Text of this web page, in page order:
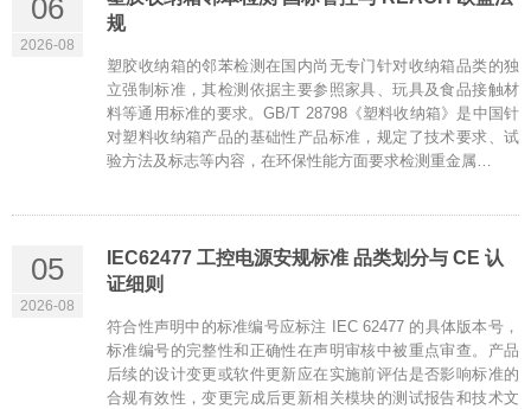
06
2026-08
规
塑胶收纳箱的邻苯检测在国内尚无专门针对收纳箱品类的独
立强制标准，其检测依据主要参照家具、玩具及食品接触材
料等通用标准的要求。GB/T 28798《塑料收纳箱》是中国针
对塑料收纳箱产品的基础性产品标准，规定了技术要求、试
验方法及标志等内容，在环保性能方面要求检测重金属…
05
2026-08
IEC62477 工控电源安规标准 品类划分与 CE 认
证细则
符合性声明中的标准编号应标注 IEC 62477 的具体版本号，
标准编号的完整性和正确性在声明审核中被重点审查。产品
后续的设计变更或软件更新应在实施前评估是否影响标准的
合规有效性，变更完成后更新相关模块的测试报告和技术文